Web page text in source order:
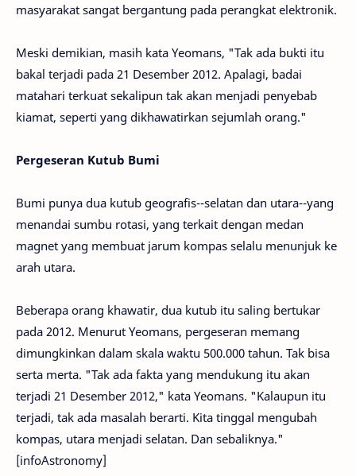
masyarakat sangat bergantung pada perangkat elektronik.
Meski demikian, masih kata Yeomans, "Tak ada bukti itu
bakal terjadi pada 21 Desember 2012. Apalagi, badai
matahari terkuat sekalipun tak akan menjadi penyebab
kiamat, seperti yang dikhawatirkan sejumlah orang."
Pergeseran Kutub Bumi
Bumi punya dua kutub geografis--selatan dan utara--yang
menandai sumbu rotasi, yang terkait dengan medan
magnet yang membuat jarum kompas selalu menunjuk ke
arah utara.
Beberapa orang khawatir, dua kutub itu saling bertukar
pada 2012. Menurut Yeomans, pergeseran memang
dimungkinkan dalam skala waktu 500.000 tahun. Tak bisa
serta merta. "Tak ada fakta yang mendukung itu akan
terjadi 21 Desember 2012," kata Yeomans. "Kalaupun itu
terjadi, tak ada masalah berarti. Kita tinggal mengubah
kompas, utara menjadi selatan. Dan sebaliknya."
[infoAstronomy]